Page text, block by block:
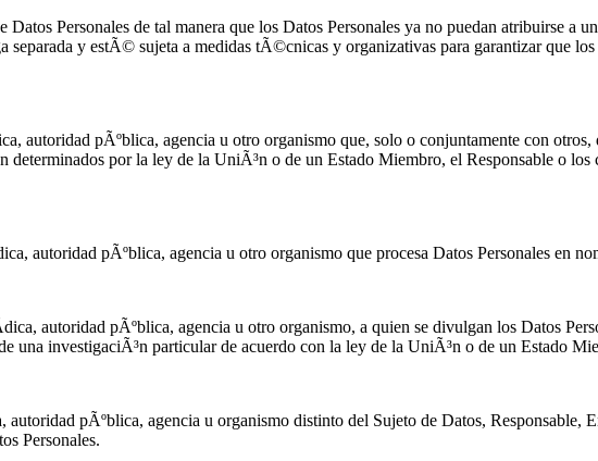
Datos Personales de tal manera que los Datos Personales ya no puedan atribuirse
separada y estÃ© sujeta a medidas tÃ©cnicas y organizativas para garantizar que
autoridad pÃºblica, agencia u otro organismo que, solo o conjuntamente con
determinados por la ley de la UniÃ³n o de un Estado Miembro, el Responsable o
autoridad pÃºblica, agencia u otro organismo que procesa Datos Personales en
autoridad pÃºblica, agencia u otro organismo, a quien se divulgan los Datos
una investigaciÃ³n particular de acuerdo con la ley de la UniÃ³n o de un Estado
pÃºblica, agencia u organismo distinto del Sujeto de Datos, Responsable,
Personales.